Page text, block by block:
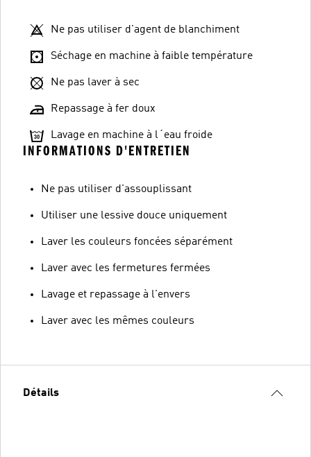
Ne pas utiliser d'agent de blanchiment
Séchage en machine à faible température
Ne pas laver à sec
Repassage à fer doux
Lavage en machine à l´eau froide
INFORMATIONS D'ENTRETIEN
Ne pas utiliser d'assouplissant
Utiliser une lessive douce uniquement
Laver les couleurs foncées séparément
Laver avec les fermetures fermées
Lavage et repassage à l'envers
Laver avec les mêmes couleurs
Détails